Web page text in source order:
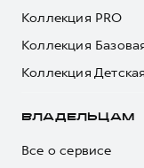
Коллекция PRO
Коллекция
Коллекция Детская
ВЛАДЕЛЬЦАМ
Все о сервисе